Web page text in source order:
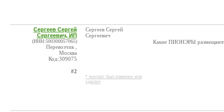
Сергеев Сергей
Сергеевич, ИП
(ИНН:500300057065)
Перевозчик ,
Москва
Код:309075
#2
Сергеев Сергей
Сергеевич
* контакт был изменен или
удален
Какие ПИОНЭРЫ размещают